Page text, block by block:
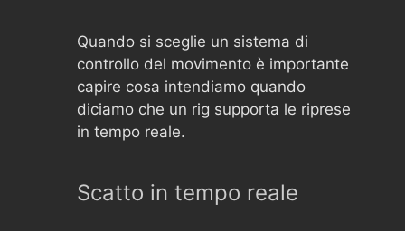
Quando si sceglie un sistema di
controllo del movimento è importante
capire cosa intendiamo quando
diciamo che un rig supporta le riprese
in tempo reale.
Scatto in tempo reale